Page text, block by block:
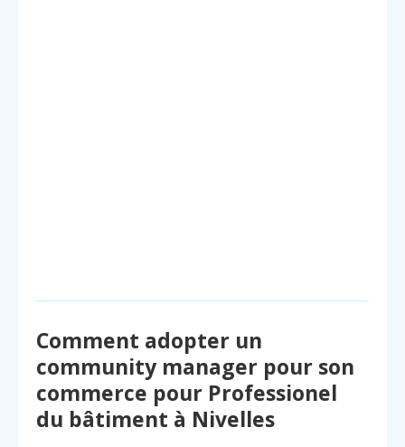
Comment adopter un
community manager pour son
commerce pour Professionel
du bâtiment à Nivelles